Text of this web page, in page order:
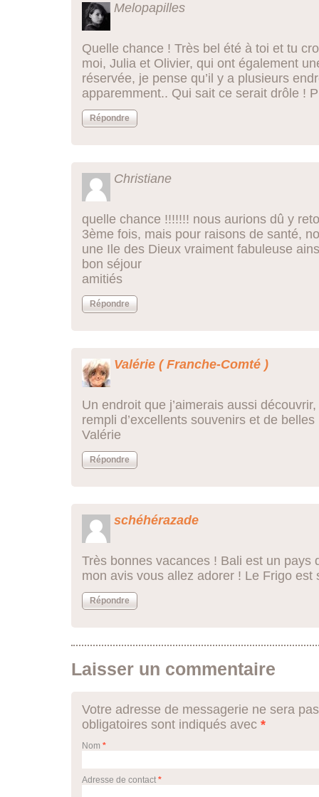
Melopapilles
Quelle chance ! Très bel été à toi et tu
moi, Julia et Olivier, qui ont également
réservée, je pense qu’il y a plusieurs
apparemment.. Qui sait ce serait drôle !
Répondre
Christiane
quelle chance !!!!!!! nous aurions dû y
3ème fois, mais pour raisons de santé,
une Ile des Dieux vraiment fabuleuse
bon séjour
amitiés
Répondre
Valérie ( Franche-Comté )
Un endroit que j’aimerais aussi
rempli d’excellents souvenirs et de belles
Valérie
Répondre
schéhérazade
Très bonnes vacances ! Bali est un pays
mon avis vous allez adorer ! Le Frigo est
Répondre
Laisser un commentaire
Votre adresse de messagerie ne sera
obligatoires sont indiqués avec *
Nom *
Adresse de contact *